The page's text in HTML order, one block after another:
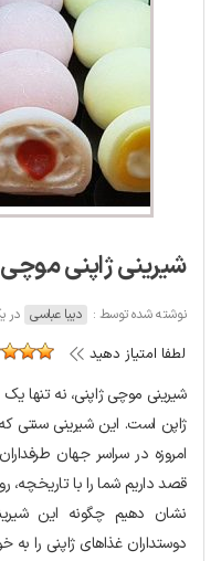
شیرینی ژاپنی موچی
نوشته شده توسط : دیبا عباسی در
لطفا امتیاز دهید
شیرینی موچی ژاپنی، نه تنها
ژاپن است. این شیرینی سنتی
امروزه در سراسر جهان
قصد داریم شما را با تاریخچه،
نشان دهیم چگونه این
دوستداران غذاهای ژاپنی را